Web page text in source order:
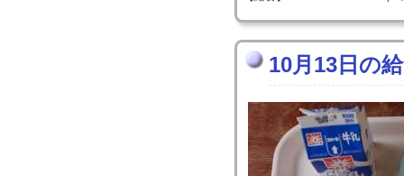
10月13日の